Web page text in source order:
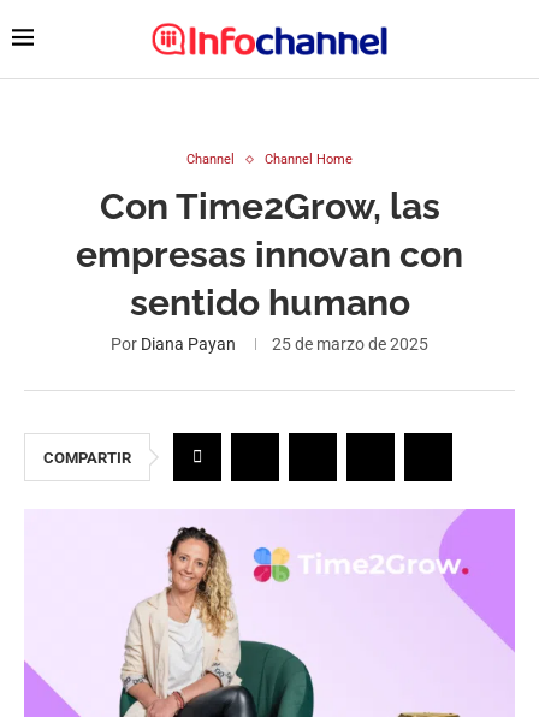
Channel Channel Home
Con Time2Grow, las
empresas innovan con
sentido humano
Por Diana Payan 25 de marzo de 2025
COMPARTIR